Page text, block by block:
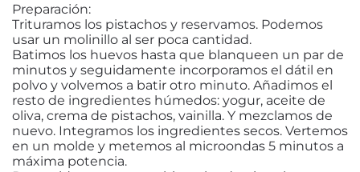
Preparación:
Trituramos los pistachos y reservamos. Podemos
usar un molinillo al ser poca cantidad.
Batimos los huevos hasta que blanqueen un par de
minutos y seguidamente incorporamos el dátil en
polvo y volvemos a batir otro minuto. Añadimos el
resto de ingredientes húmedos: yogur, aceite de
oliva, crema de pistachos, vainilla. Y mezclamos de
nuevo. Integramos los ingredientes secos. Vertemos
en un molde y metemos al microondas 5 minutos a
máxima potencia.